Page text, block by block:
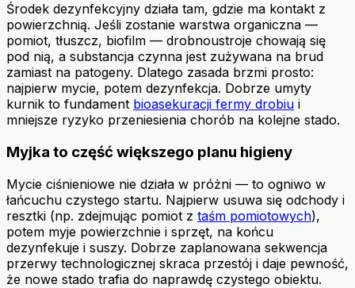
Środek dezynfekcyjny działa tam, gdzie ma kontakt z
powierzchnią. Jeśli zostanie warstwa organiczna —
pomiot, tłuszcz, biofilm — drobnoustroje chowają się
pod nią, a substancja czynna jest zużywana na brud
zamiast na patogeny. Dlatego zasada brzmi prosto:
najpierw mycie, potem dezynfekcja. Dobrze umyty
kurnik to fundament bioasekuracji fermy drobiu i
mniejsze ryzyko przeniesienia chorób na kolejne stado.
Myjka to część większego planu higieny
Mycie ciśnieniowe nie działa w próżni — to ogniwo w
łańcuchu czystego startu. Najpierw usuwa się odchody i
resztki (np. zdejmując pomiot z taśm pomiotowych),
potem myje powierzchnie i sprzęt, na końcu
dezynfekuje i suszy. Dobrze zaplanowana sekwencja
przerwy technologicznej skraca przestój i daje pewność,
że nowe stado trafia do naprawdę czystego obiektu.